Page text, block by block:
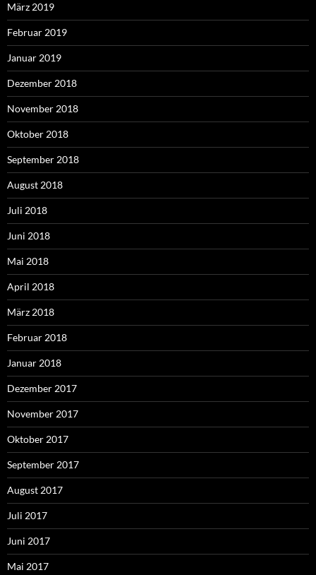
März 2019
Februar 2019
Januar 2019
Dezember 2018
November 2018
Oktober 2018
September 2018
August 2018
Juli 2018
Juni 2018
Mai 2018
April 2018
März 2018
Februar 2018
Januar 2018
Dezember 2017
November 2017
Oktober 2017
September 2017
August 2017
Juli 2017
Juni 2017
Mai 2017